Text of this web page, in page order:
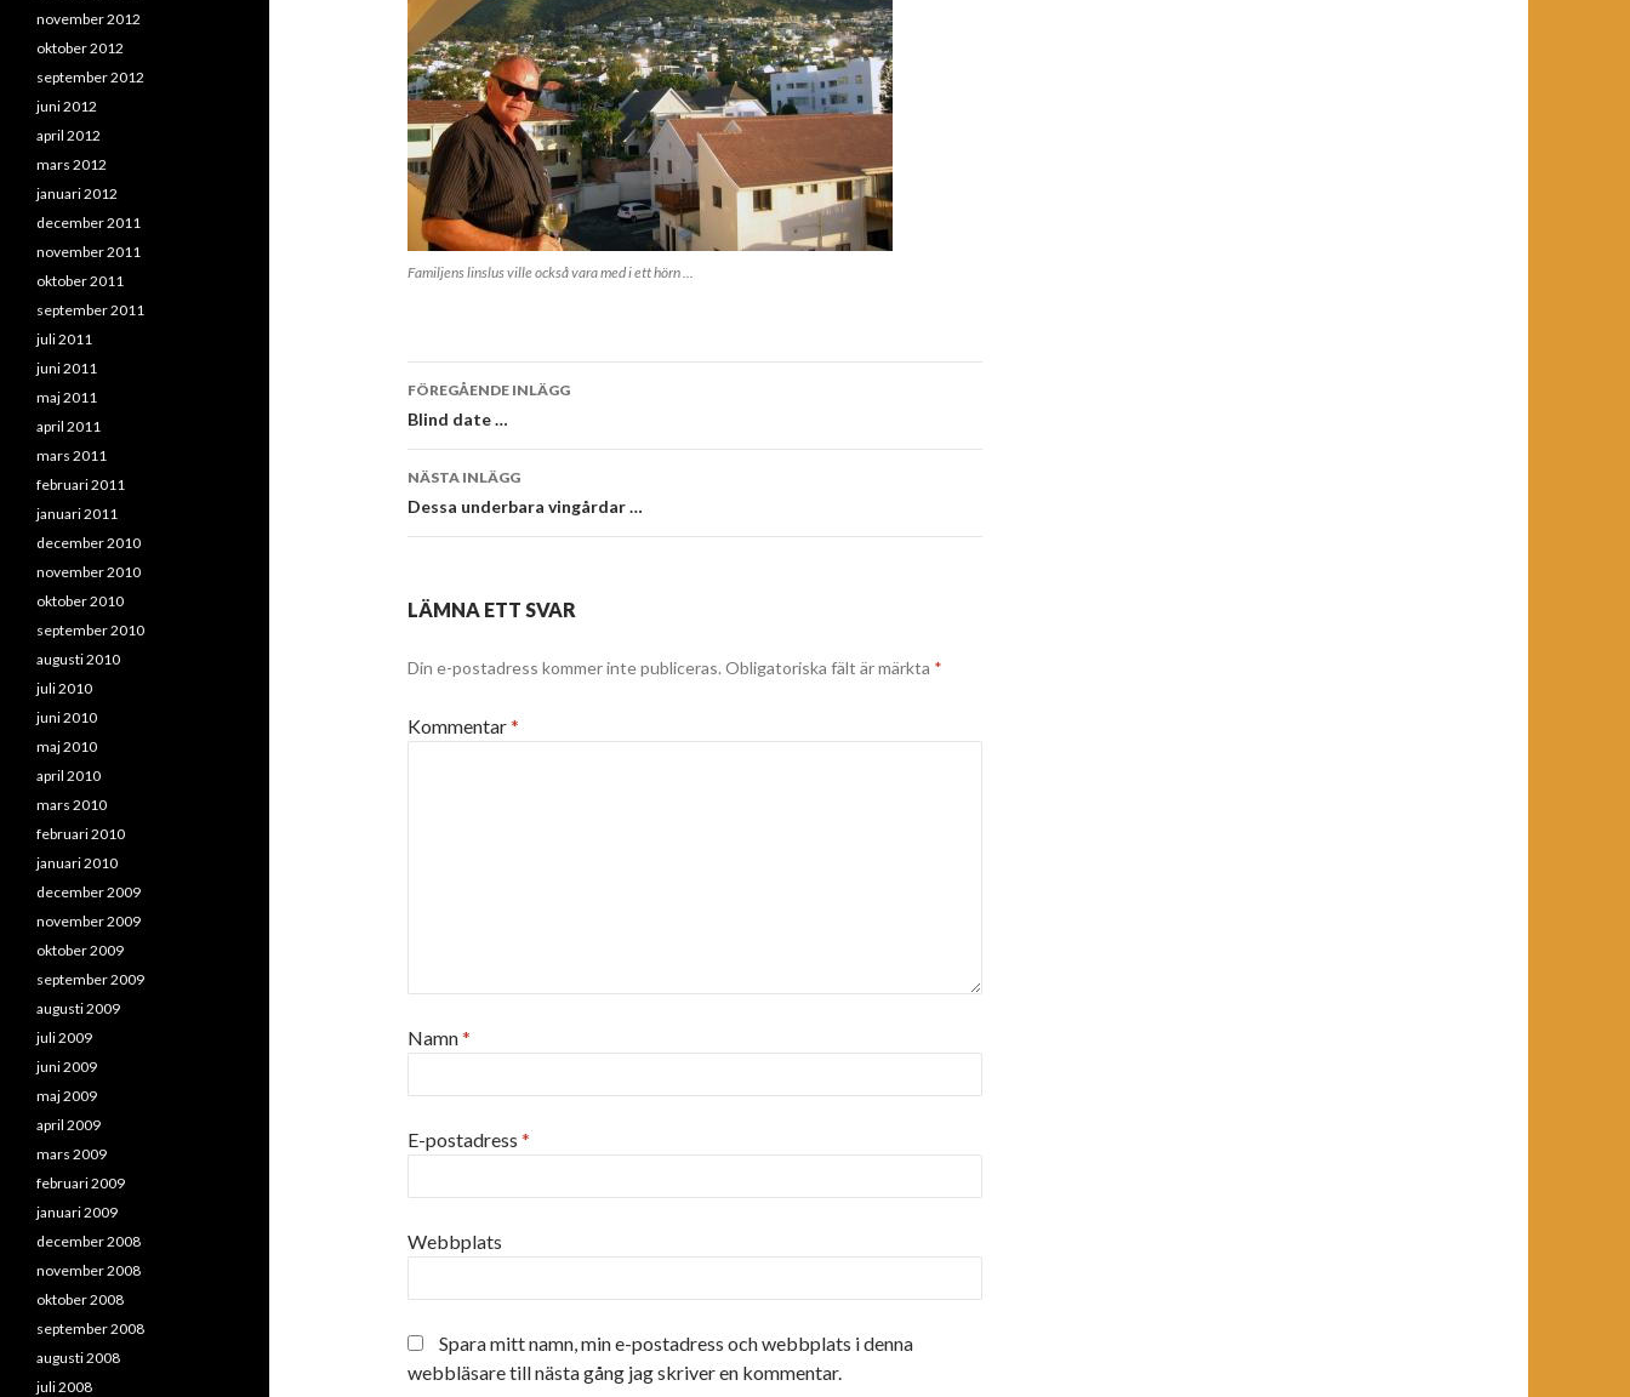
Familjens linslus ville också vara med i ett hörn ...
Inläggsnavigering
FÖREGÅENDE INLÄGG
Blind date …
NÄSTA INLÄGG
Dessa underbara vingårdar …
LÄMNA ETT SVAR
Din e-postadress kommer inte publiceras. Obligatoriska fält är märkta *
Kommentar*
Namn*
E-postadress *
Webbplats
Spara mitt namn, min e-postadress och webbplats i denna
webbläsare till nästa gång jag skriver en kommentar.
november 2012
oktober 2012
september 2012
juni 2012
april 2012
mars 2012
januari 2012
december 2011
november 2011
oktober 2011
september 2011
juli 2011
juni 2011
maj 2011
april 2011
mars 2011
februari 2011
januari 2011
december 2010
november 2010
oktober 2010
september 2010
augusti 2010
juli 2010
juni 2010
maj 2010
april 2010
mars 2010
februari 2010
januari 2010
december 2009
november 2009
oktober 2009
september 2009
augusti 2009
juli 2009
juni 2009
maj 2009
april 2009
mars 2009
februari 2009
januari 2009
december 2008
november 2008
oktober 2008
september 2008
augusti 2008
juli 2008